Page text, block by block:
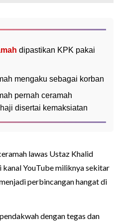
dipastikan KPK pakai
mengaku sebagai korban
pernah ceramah
disertai kemaksiatan
lawas Ustaz Khalid
kanal YouTube miliknya sekitar
perbincangan hangat di
dengan tegas dan